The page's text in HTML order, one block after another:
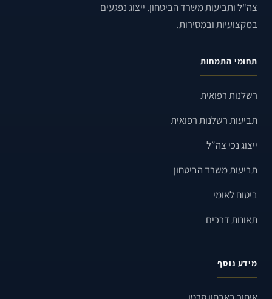
צה"ל ותביעות משרד הביטחון. ייצוג נפגעים
במקצועיות ובמסירות.
תחומי התמחות
רשלנות רפואית
תביעות רשלנות רפואית
ייצוג נכי צה״ל
תביעות משרד הביטחון
ביטוח לאומי
תאונות דרכים
מידע נוסף